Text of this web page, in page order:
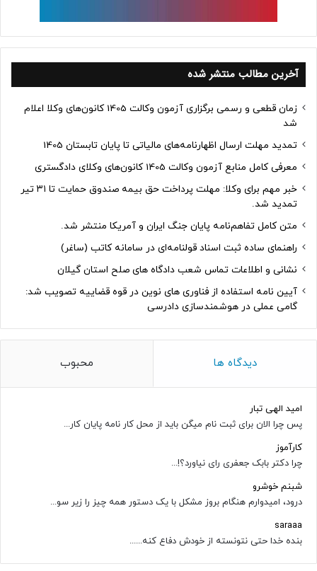
آخرین مطالب منتشر شده
زمان قطعی و رسمی برگزاری آزمون وکالت 1405 کانون‌های وکلا اعلام
شد
تمدید مهلت ارسال اظهارنامه‌های مالیاتی تا پایان تابستان 1405
معرفی کامل منابع آزمون وکالت 1405 کانون‌های وکلای دادگستری
خبر مهم برای وکلا: مهلت پرداخت حق بیمه صندوق حمایت تا ۳۱ تیر
تمدید شد.
متن کامل تفاهم‌نامه پایان جنگ ایران و آمریکا منتشر شد.
راهنمای ساده ثبت اسناد قولنامه‌ای در سامانه کاتب (ساغر)
نشانی و اطلاعات تماس شعب دادگاه های صلح استان گیلان
آیین نامه استفاده از فناوری های نوین در قوه قضاییه تصویب شد:
گامی عملی در هوشمندسازی دادرسی
دیدگاه ها محبوب
امید الهی تبار
پس چرا الان برای ثبت نام میگن باید از محل کار نامه پایان کار...
کارآموز
چرا دکتر بابک جعفری رای نیاورد؟!...
شبنم خوشرو
درود، امیدوارم هنگام بروز مشکل با یک دستور همه چیز را زیر سو...
saraaa
بنده خدا حتی نتونسته از خودش دفاع کنه......